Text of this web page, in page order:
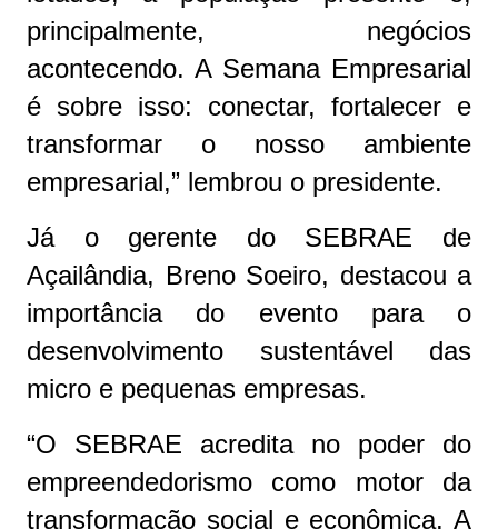
principalmente, negócios
acontecendo. A Semana Empresarial
é sobre isso: conectar, fortalecer e
transformar o nosso ambiente
empresarial,” lembrou o presidente.
Já o gerente do SEBRAE de
Açailândia, Breno Soeiro, destacou a
importância do evento para o
desenvolvimento sustentável das
micro e pequenas empresas.
“O SEBRAE acredita no poder do
empreendedorismo como motor da
transformação social e econômica. A